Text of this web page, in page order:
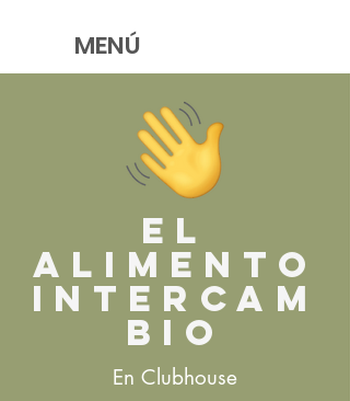
MENÚ
El
alimento
intercam
bio
En Clubhouse